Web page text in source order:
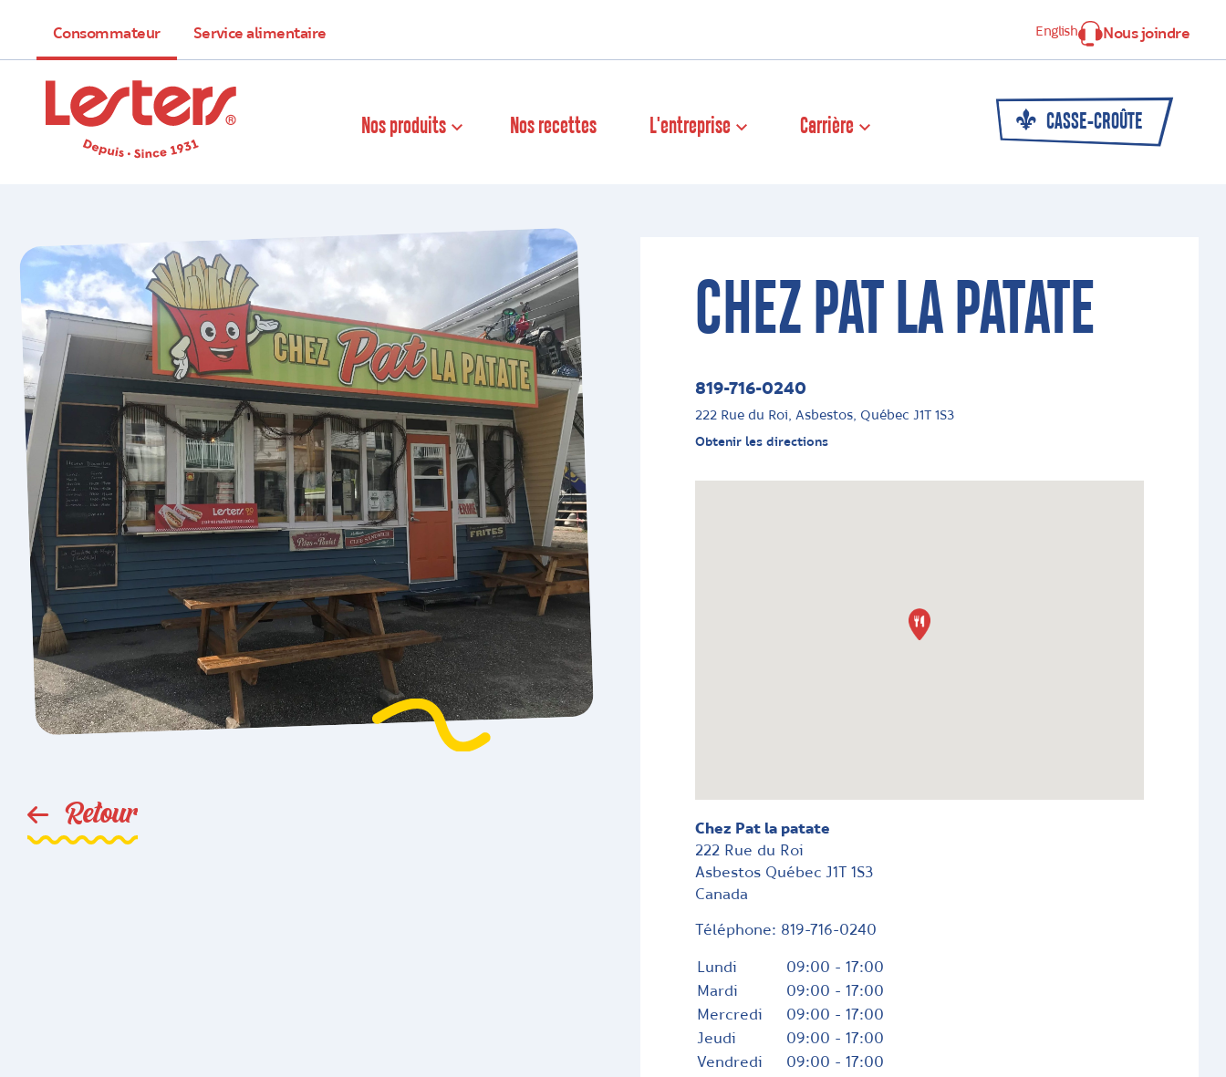
Consommateur Service alimentaire English Nous joindre
Nos produits Nos recettes L'entreprise Carrière CASSE-CROÛTE
Retour
CHEZ PAT LA PATATE
819-716-0240
222 Rue du Roi, Asbestos, Québec J1T 1S3
Obtenir les directions
Chez Pat la patate
222 Rue du Roi
Asbestos Québec J1T 1S3
Canada
Téléphone: 819-716-0240
Lundi
09:00 - 17:00
Mardi
09:00 - 17:00
Mercredi
09:00 - 17:00
Jeudi
09:00 - 17:00
Vendredi
09:00 - 17:00